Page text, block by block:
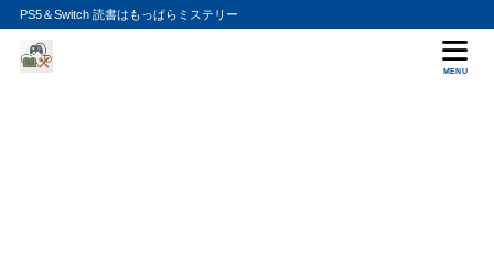
PS5＆Switch 読書はもっぱらミステリー
MENU